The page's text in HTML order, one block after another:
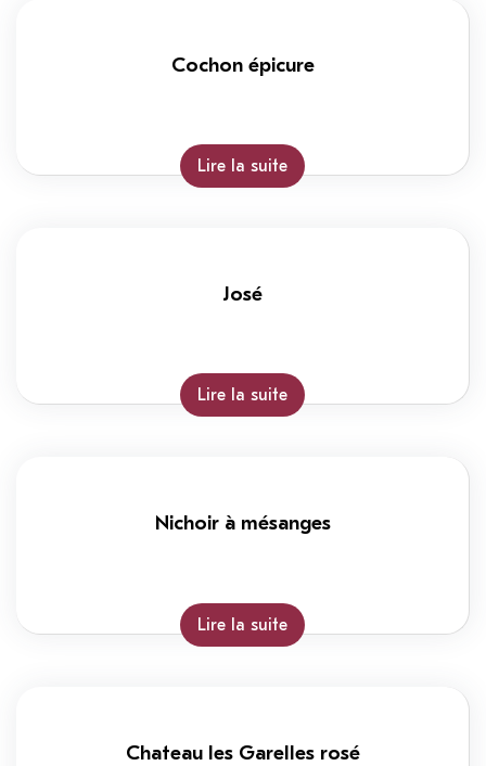
Cochon épicure
Lire la suite
José
Lire la suite
Nichoir à mésanges
Lire la suite
Chateau les Garelles rosé